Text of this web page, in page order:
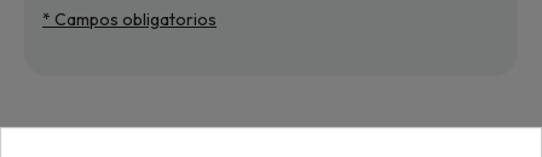
* Campos obligatorios